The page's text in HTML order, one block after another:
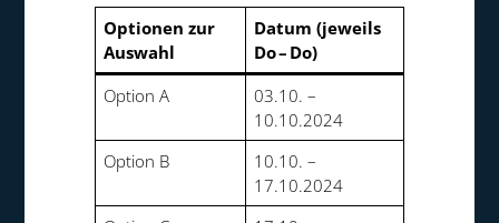
Optionen zur
Auswahl
Datum(jeweils
Do – Do)
Option A
03.10. –
10.10.2024
Option B
10.10. –
17.10.2024